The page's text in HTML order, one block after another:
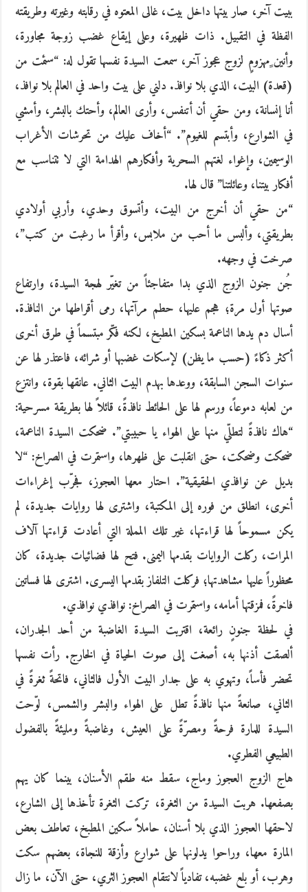
ببيت آخر، صار بيتها داخل بيت، غالى المعتوه في رقابته وغيرته وطريقته
الفظة في التقبيل. ذات ظهيرة، وعلى إيقاع غضب زوجة مجاورة،
وأنين ٍمهزومٍ لزوج عجوز آخر، سمعت السيدة نفسها تقول له: “سئمت من
(قعدة) البيت، الذي بلا نوافذ. دلني على بيت واحد في العالم بلا نوافذ،
أنا إنسانة، ومن حقي أن أتنفس، وأرى العالم، وأحتك بالبشر، وأمشي
في الشوارع، وأبتسم للغيوم”. “أخاف عليك من تحرشات الأغراب
الوسيمين، وإغواء لغتهم السحرية وأفكارهم الهدامة التي لا تتناسب مع
أفكار بيتنا، وعائلتنا” قال لها.
“من حقي أن أخرج من البيت، وأتسوق وحدي، وأربي أولادي
بطريقتي، وألبس ما أحب من ملابس، وأقرأ ما رغبت من كتب”،
صرخت في وجهه.
جُن جنون الزوج الذي بدا متفاجئاً من تغيّر لهجة السيدة، وارتفاع
صوتها أول مرة؛ هجم عليها، حطم مرآتها، رمى أقراطها من النافذة.
أسال دم يدها الناعمة بسكين المطبخ، لكنه فكّر مبتسماً في طرق أخرى
أكثر ذكاءً (حسب ما يظن) لإسكات غضبها أو شرائه، فاعتذر لها عن
سنوات السجن السابقة، ووعدها بهدم البيت الثاني. عانقها بقوة، وانتزع
من لعابه دموعاً، ورسم لها على الحائط نافذةً، قائلاً لها بطريقة مسرحية:
“هاك نافذةً لتطلّي منها على الهواء يا حبيبتي”. ضحكت السيدة الناعمة،
ضحكت وضحكت، حتى انقلبت على ظهرها، واستمرت في الصراخ: “لا
بديل عن نوافذي الحقيقية”. احتار معها العجوز، فجرّب إغراءات
أخرى، انطلق من فوره إلى المكتبة، واشترى لها روايات جديدة، لم
يكن مسموحاً لها قراءتها، غير تلك المملة التي أعادت قراءتها آلاف
المرات، ركلت الروايات بقدمها اليمنى. فتح لها فضائيات جديدة، كان
محظوراً عليها مشاهدتها؛ فركلت التلفاز بقدمها اليسرى. اشترى لها فساتين
فاخرةً، فمزقتها أمامه، واستمرت في الصراخ: نوافذي نوافذي.
في لحظة جنونٍ رائعة، اقتربت السيدة الغاضبة من أحد الجدران،
ألصقت أذنها به، أصغت إلى صوت الحياة في الخارج. رأت نفسها
تحضر فأساً، وتهوي به على جدار البيت الأول فالثاني، فاتحةً ثغرةً في
الثاني، صانعةً منها نافذةً تطل على الهواء والبشر والشمس، لوّحت
السيدة للمارة فرحةً ومصرّةً على العيش، وغاضبةً ومليئةً بالفضول
الطبيعي الفطري.
هاج الزوج العجوز وماج، سقط منه طقم الأسنان، بينما كان يهم
بصفعها. هربت السيدة من الثغرة، تركت الثغرة تأخذها إلى الشارع،
لاحقها العجوز الذي بلا أسنان، حاملاً سكين المطبخ، تعاطف بعض
المارة معها، وراحوا يدلونها على شوارع وأزقة للنجاة، بعضهم سكت
وهرب، أو بلع غضبه، تفادياً لانتقام العجوز الثري، حتى الآن، ما زال